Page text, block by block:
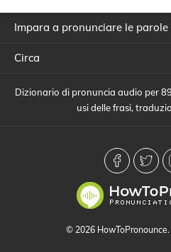
Impara a pronunciare le parole
Circa
Dizionario di pronuncia audio per
usi delle frasi,
© 2026